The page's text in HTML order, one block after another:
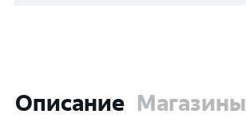
Описание Магазины